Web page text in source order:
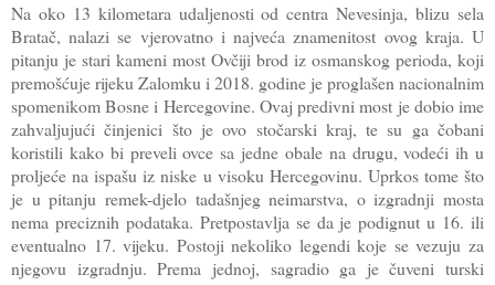
Na oko 13 kilometara udaljenosti od centra Nevesinja, blizu sela
Bratač, nalazi se vjerovatno i najveća znamenitost ovog kraja. U
pitanju je stari kameni most Ovčiji brod iz osmanskog perioda, koji
premošćuje rijeku Zalomku i 2018. godine je proglašen nacionalnim
spomenikom Bosne i Hercegovine. Ovaj predivni most je dobio ime
zahvaljujući činjenici što je ovo stočarski kraj, te su ga čobani
koristili kako bi preveli ovce sa jedne obale na drugu, vodeći ih u
proljeće na ispašu iz niske u visoku Hercegovinu. Uprkos tome što
je u pitanju remek-djelo tadašnjeg neimarstva, o izgradnji mosta
nema preciznih podataka. Pretpostavlja se da je podignut u 16. ili
eventualno 17. vijeku. Postoji nekoliko legendi koje se vezuju za
njegovu izgradnju. Prema jednoj, sagradio ga je čuveni turski